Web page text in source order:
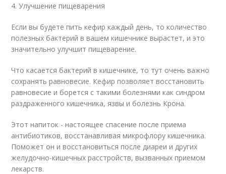
4. Улучшение пищеварения
Если вы будете пить кефир каждый день, то количество
полезных бактерий в вашем кишечнике вырастет, и это
значительно улучшит пищеварение.
Что касается бактерий в кишечнике, то тут очень важно
сохранять равновесие. Кефир позволяет восстановить
равновесие и борется с такими болезнями как синдром
раздраженного кишечника, язвы и болезнь Крона.
Этот напиток - настоящее спасение после приема
антибиотиков, восстанавливая микрофлору кишечника.
Поможет он и восстановиться после диареи и других
желудочно-кишечных расстройств, вызванных приемом
лекарств.